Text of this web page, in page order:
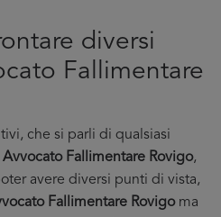
diversi
Fallimentare
che si parli di qualsiasi
Avvocato Fallimentare Rovigo,
avere diversi punti di vista,
Fallimentare Rovigoma